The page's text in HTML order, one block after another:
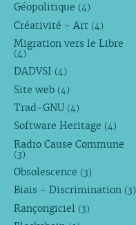
Géopolitique (4)
Créativité - Art (4)
Migration vers le Libre
(4)
DADVSI (4)
Site web (4)
Trad-GNU (4)
Software Heritage (4)
Radio Cause Commune
(3)
Obsolescence (3)
Biais - Discrimination (3)
Rançongiciel (3)